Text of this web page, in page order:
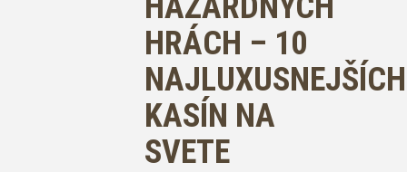
HRÁCH – 10
NAJLUXUSNEJŠÍCH
KASÍN NA
SVETE